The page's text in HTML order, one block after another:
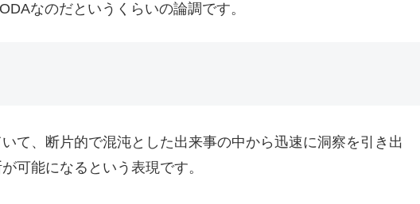
なのだというくらいの論調です。
て、断片的で混沌とした出来事の中から迅速に洞察を引き出
可能になるという表現です。